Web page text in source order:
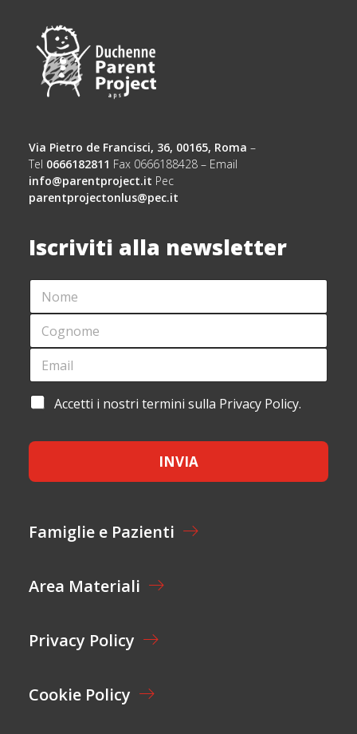
Via Pietro de Francisci, 36, 00165, Roma –
Tel 0666182811 Fax 0666188428 – Email
info@parentproject.it Pec
parentprojectonlus@pec.it
Iscriviti alla newsletter
*
O
N
C
N
N
M
*
C
G
O
E
E
A
I
L
A
E
T
O
*
Accetti i nostri termini sulla Privacy Policy.
INVIA
Famiglie e Pazienti
Area Materiali
Privacy Policy
Cookie Policy